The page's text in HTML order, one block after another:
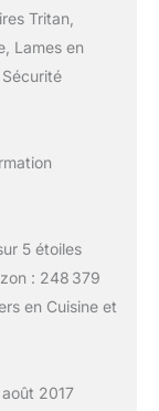
Tritan,
Lames en
5 étoiles
: 248 379
en Cuisine et
2017